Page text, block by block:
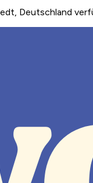
Deutschland